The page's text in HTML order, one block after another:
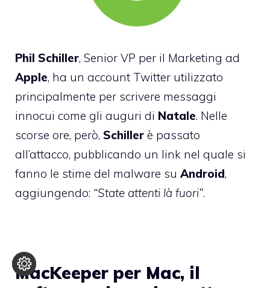
Phil Schiller, Senior VP per il Marketing ad
Apple, ha un account Twitter utilizzato
principalmente per scrivere messaggi
innocui come gli auguri di Natale. Nelle
scorse ore, però, Schiller è passato
all’attacco, pubblicando un link nel quale si
fanno le stime del malware su Android,
aggiungendo: “State attenti là fuori”.
MacKeeper per Mac, il